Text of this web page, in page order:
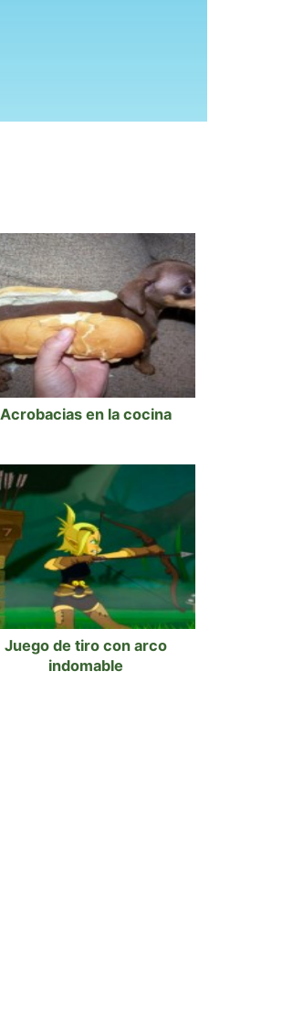
Acrobacias en la cocina
Juego de tiro con arco
indomable